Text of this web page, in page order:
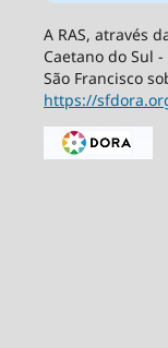
A RAS, através
Caetano do Sul
São Francisco
https://